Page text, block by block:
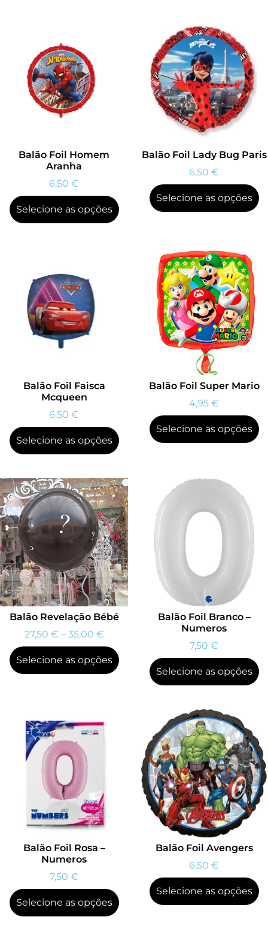
Balão Foil Homem
Aranha
6,50 €
Selecione as opções
Balão Foil Lady Bug Paris
6,50 €
Selecione as opções
Balão Foil Faisca
Mcqueen
6,50 €
Selecione as opções
Balão Foil Super Mario
4,95 €
Selecione as opções
Balão Revelação Bébé
27,50 € – 35,00 €
Selecione as opções
Balão Foil Branco –
Numeros
7,50 €
Selecione as opções
Balão Foil Rosa –
Numeros
7,50 €
Selecione as opções
Balão Foil Avengers
6,50 €
Selecione as opções